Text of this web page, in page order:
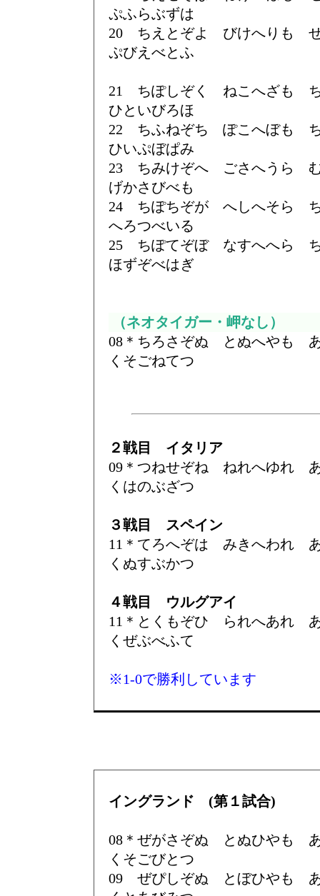
ぷふらぶずは
20 ちえとぞよ びけへりも
ぷびえべとふ
21 ちぽしぞく ねこへざも
ひといびろほ
22 ちふねぞち ぽこへぼも
ひいぷぼぱみ
23 ちみけぞへ ごさへうら
げかさびべも
24 ちぽちぞが へしへそら
へろつべいる
25 ちぽてぞぼ なすへへら
ほずぞべはぎ
（ネオタイガー・岬なし）
08＊ちろさぞぬ とぬへやも
くそごねてつ
２戦目 イタリア
09＊つねせぞね ねれへゆれ
くはのぶざつ
３戦目 スペイン
11＊てろへぞは みきへわれ
くぬすぶかつ
４戦目 ウルグアイ
11＊とくもぞひ られへあれ
くぜぶべふて
※1-0で勝利しています
イングランド (第１試合)
08＊ぜがさぞぬ とぬひやも
くそごびとつ
09 ぜぴしぞぬ とぼひやも